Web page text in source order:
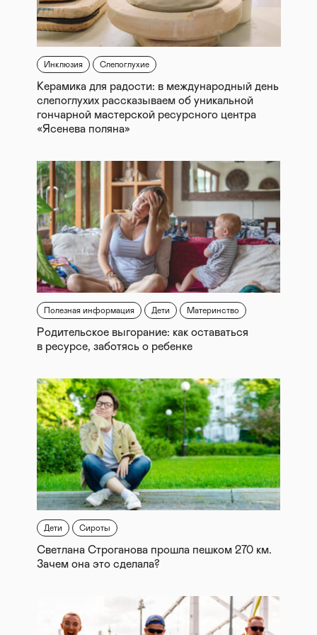
Инклюзия Слепоглухие
Керамика для радости: в международный день
слепоглухих рассказываем об уникальной
гончарной мастерской ресурсного центра
«Ясенева поляна»
Полезная информация Дети Материнство
Родительское выгорание: как оставаться
в ресурсе, заботясь о ребенке
Дети Сироты
Светлана Строганова прошла пешком 270 км.
Зачем она это сделала?